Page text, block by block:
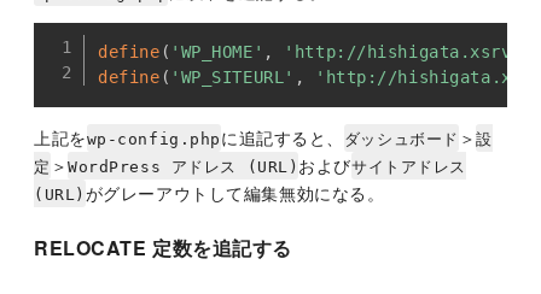
define ( 'WP_HOME' ,
'http://
define ( 'WP_SITEURL' , 'http://
上記をwp-config.php に追記すると、 ダッシュボード ＞設
定 ＞WordPress アドレス (URL) およびサイトアドレス
(URL) がグレーアウトして編集無効になる。
RELOCATE 定数を追記する